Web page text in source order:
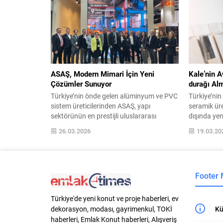
metrekare üretim kapasitesiyle Türkiye’de
1’inci, Avrupa’nın 5’inci, dünyanın da
18’inci seramik kaplama malzemesi
üreticisi konumunda olan...
dünyada
bir araya
(Best New
layık
İstanbul,
ASAŞ, Modern Mimari İçin Yeni
Çözümler Sunuyor
Türkiye’nin önde gelen alüminyum ve PVC
sistem üreticilerinden ASAŞ, yapı
sektörünün en prestijli uluslararası
buluşmalarından biri olan Fensterbau
Frontale 2026’da ziyaretçileriyle
ASAŞ, Hol 7 / Stand 546 numaralı
standında ziyaretçilerini ağırlıyor.
Pencere, kapı ve cephe sistemleri
alanında...
26.03.2026
Kale’nin
durağı
Türkiye’nin
seramik
dışında
dünyanın
törenle
markalı...
Türkiye'de yeni konut ve proje haberleri, ev
dekorasyon, modası, gayrimenkul, TOKİ
haberleri, Emlak Konut haberleri, Alışveriş
Footer